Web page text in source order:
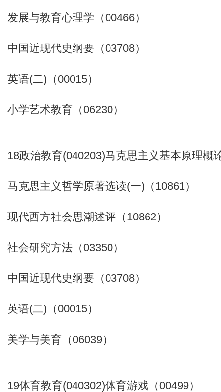
发展与教育心理学（00466）
中国近现代史纲要（03708）
英语(二)（00015）
小学艺术教育（06230）
18政治教育(040203)马克思主义基本原理概
马克思主义哲学原著选读(一)（10861）
现代西方社会思潮述评（10862）
社会研究方法（03350）
中国近现代史纲要（03708）
英语(二)（00015）
美学与美育（06039）
19体育教育(040302)体育游戏（00499）